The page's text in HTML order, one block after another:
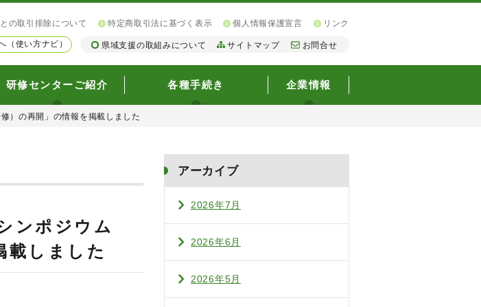
の取引排除について 特定商取引法に基づく表示 個人情報保護宣言 リンク
（使い方ナビ） 県域支援の取組みについて サイトマップ お問合せ
研修センターご紹介 各種手続き 企業情報
）の再開」の情報を掲載しました
ンポジウム
載しました
アーカイブ
2026年7月
2026年6月
2026年5月